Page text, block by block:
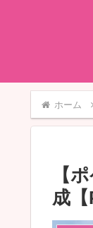
ホーム
【
成【